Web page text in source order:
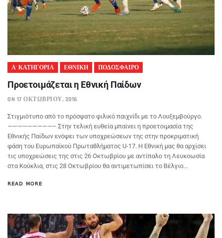
Α' ΚΑΤΗΓΟΡΙΑ ΕΘΝΙΚΗ ΠΟΔΟΣΦΑΙΡΟ
Προετοιμάζεται η Εθνική Παίδων
ON 17 ΟΚΤΩΒΡΊΟΥ, 2016
Στιγμιότυπο από το πρόσφατο φιλικό παιχνίδι με το Λουξεμβούργο.
—————————– Στην τελική ευθεία μπαίνει η προετοιμασία της
Εθνικής Παίδων ενόψει των υποχρεώσεων της στην προκριματική
φάση του Ευρωπαϊκού Πρωταθλήματος U-17. Η Εθνική μας θα αρχίσει
τις υποχρεώσεις της στις 26 Οκτωβρίου με αντίπαλο τη Λευκοωσία
στα Κούκλια, στις 28 Οκτωβρίου θα αντιμετωπίσει το Βέλγιο...
READ MORE